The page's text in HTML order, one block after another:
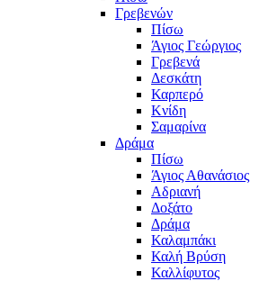
Γρεβενών
Πίσω
Άγιος Γεώργιος
Γρεβενά
Δεσκάτη
Καρπερό
Κνίδη
Σαμαρίνα
Δράμα
Πίσω
Άγιος Αθανάσιος
Αδριανή
Δοξάτο
Δράμα
Καλαμπάκι
Καλή Βρύση
Καλλίφυτος